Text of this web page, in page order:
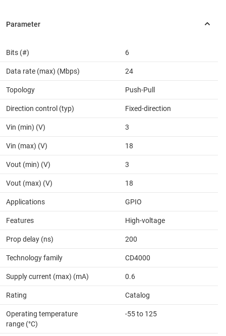
Bits (#) 6
Data rate (max) (Mbps) 24
Topology Push-Pull
Direction control (typ) Fixed-direction
Vin (min) (V) 3
Vin (max) (V) 18
Vout (min) (V) 3
Vout (max) (V) 18
Applications GPIO
Features High-voltage
Prop delay (ns) 200
Technology family CD4000
Supply current (max) (mA) 0.6
Rating Catalog
Operating temperature
range (°C)
-55 to 125